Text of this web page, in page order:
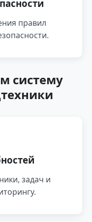
правил
систему
задач и